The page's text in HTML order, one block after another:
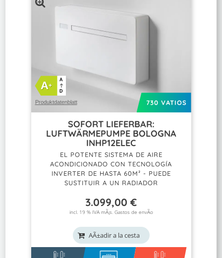
730 VATIOS
A+
A
D
Produktdatenblatt
SOFORT LIEFERBAR:
LUFTWÄRMEPUMPE BOLOGNA
INHP12ELEC
EL POTENTE SISTEMA DE AIRE
ACONDICIONADO CON TECNOLOGÍA
INVERTER DE HASTA 60M² - PUEDE
SUSTITUIR A UN RADIADOR
3.099,00 €
incl. 19 % IVA mÃ¡s. Gastos de envÃ­o
AÃ±adir a la cesta